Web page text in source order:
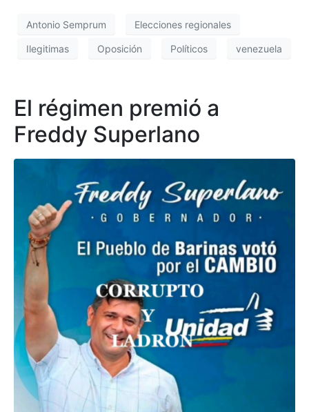
Antonio Semprum Elecciones regionales
Ilegitimas Oposición Políticos venezuela
El régimen premió a
Freddy Superlano